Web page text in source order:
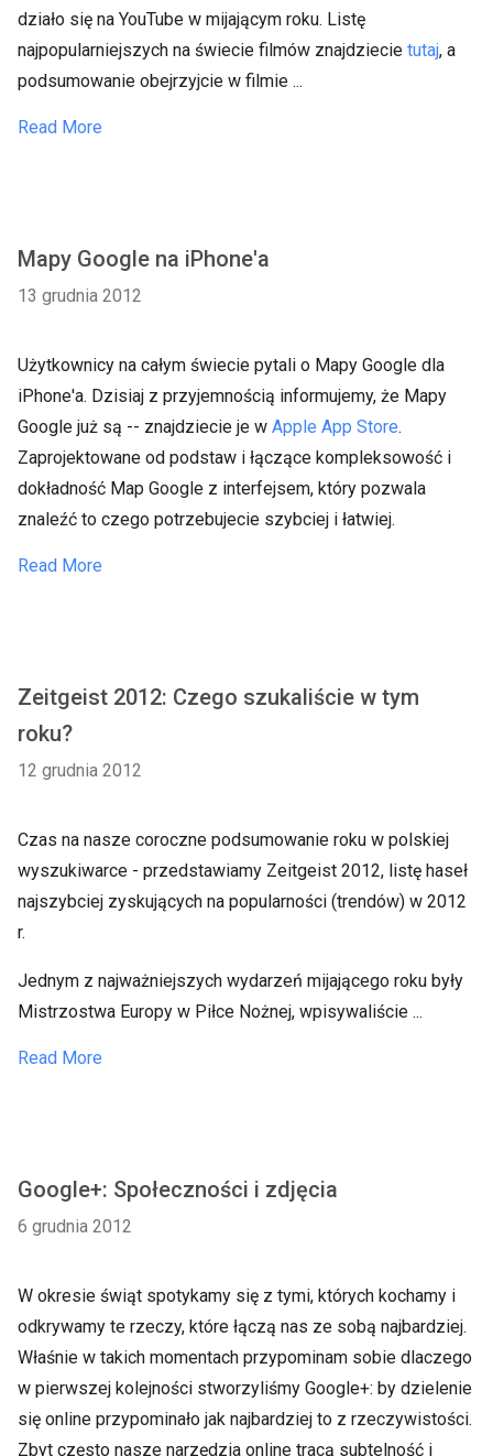
działo się na YouTube w mijającym roku. Listę
najpopularniejszych na świecie filmów znajdziecie tutaj, a
podsumowanie obejrzyjcie w filmie ...
Read More
Mapy Google na iPhone'a
13 grudnia 2012
Użytkownicy na całym świecie pytali o Mapy Google dla
iPhone'a. Dzisiaj z przyjemnością informujemy, że Mapy
Google już są -- znajdziecie je w Apple App Store.
Zaprojektowane od podstaw i łączące kompleksowość i
dokładność Map Google z interfejsem, który pozwala
znaleźć to czego potrzebujecie szybciej i łatwiej.
Read More
Zeitgeist 2012: Czego szukaliście w tym
roku?
12 grudnia 2012
Czas na nasze coroczne podsumowanie roku w polskiej
wyszukiwarce - przedstawiamy Zeitgeist 2012, listę haseł
najszybciej zyskujących na popularności (trendów) w 2012
r.
Jednym z najważniejszych wydarzeń mijającego roku były
Mistrzostwa Europy w Piłce Nożnej, wpisywaliście ...
Read More
Google+: Społeczności i zdjęcia
6 grudnia 2012
W okresie świąt spotykamy się z tymi, których kochamy i
odkrywamy te rzeczy, które łączą nas ze sobą najbardziej.
Właśnie w takich momentach przypominam sobie dlaczego
w pierwszej kolejności stworzyliśmy Google+: by dzielenie
się online przypominało jak najbardziej to z rzeczywistości.
Zbyt często nasze narzędzia online tracą subtelność i